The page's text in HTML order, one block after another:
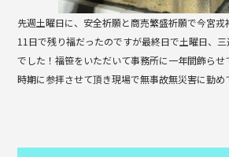
先週土曜日に、安全祈願と商売繁盛祈願で今宮戎
11日で残り福だったのですが最終日で土曜日、
でした！福笹をいただいて事務所に一年間飾らせ
時期に参拝させて頂き現場で無事故無災害に勤め